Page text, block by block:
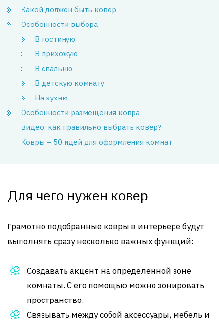
Какой должен быть ковер
Особенности выбора
В гостиную
В прихожую
В спальню
В детскую комнату
На кухню
Особенности размещения ковра
Видео: как правильно выбрать ковер?
Ковры – 50 идей для оформления комнат
Для чего нужен ковер
Грамотно подобранные ковры в интерьере будут
выполнять сразу несколько важных функций:
Создавать акцент на определенной зоне
комнаты. С его помощью можно зонировать
пространство.
Связывать между собой аксессуары, мебель и